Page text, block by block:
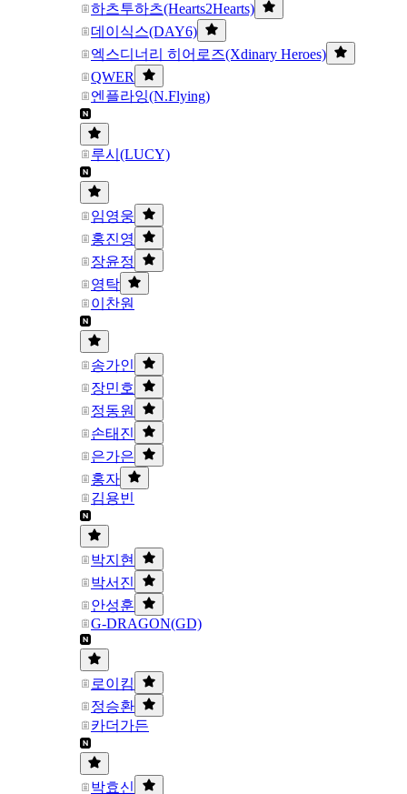
하츠투하츠(Hearts2Hearts)
데이식스(DAY6)
엑스디너리 히어로즈(Xdinary Heroes)
QWER
엔플라잉(N.Flying)
루시(LUCY)
임영웅
홍진영
장윤정
영탁
이찬원
송가인
장민호
정동원
손태진
은가은
홍자
김용빈
박지현
박서진
안성훈
G-DRAGON(GD)
로이킴
정승환
카더가든
박효신